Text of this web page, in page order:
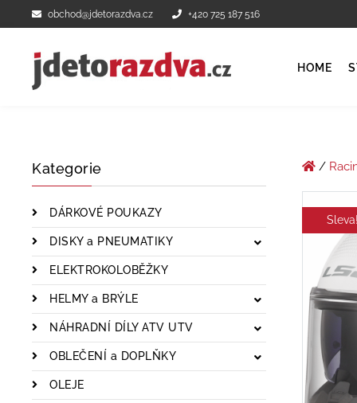
obchod@jdetorazdva.cz +420 725 187 516
HOME
Kategorie
DÁRKOVÉ POUKAZY
DISKY a PNEUMATIKY
ELEKTROKOLOBĚŽKY
HELMY a BRÝLE
NÁHRADNÍ DÍLY ATV UTV
OBLEČENÍ a DOPLŇKY
OLEJE
/
Sleva!